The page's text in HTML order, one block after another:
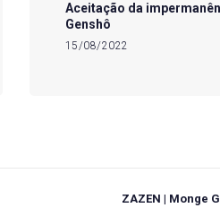
Aceitação da
Genshô
15/08/2022
Next
ZAZEN | Monge